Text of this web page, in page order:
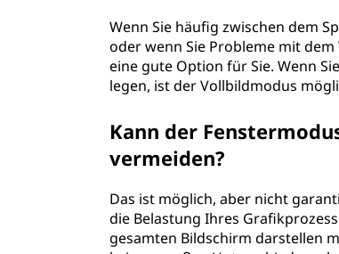
Wenn Sie häufig zwischen dem
oder wenn Sie Probleme mit
eine gute Option für Sie. Wenn
legen, ist der Vollbildmodus
Kann der
vermeiden?
Das ist möglich, aber nicht
die Belastung Ihres
gesamten Bildschirm darstellen